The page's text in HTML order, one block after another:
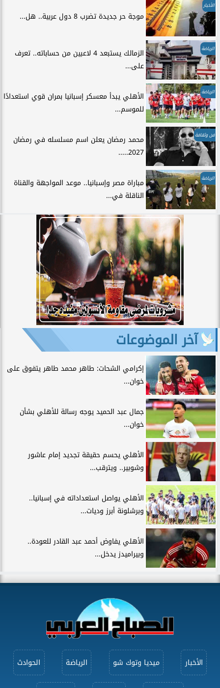
الأخبار
موجة حر جديدة تضرب 8 دول عربية.. هل...
الرياضة
الزمالك يستبعد 4 لاعبين من حساباته.. تعرف
على...
الرياضة
الأهلي يبدأ معسكر إسبانيا بمران قوي استعدادًا
للموسم...
فن وثقافة
محمد رمضان يعلن اسم مسلسله في رمضان
2027.....
الرياضة
مباراة مصر وإسبانيا.. موعد المواجهة والقناة
الناقلة في...
آخر الموضوعات
إكرامي الشحات: طاهر محمد طاهر يتفوق على
خوان...
جمال عبد الحميد يوجه رسالة للأهلي بشأن
خوان...
الأهلي يحسم حقيقة تجديد إمام عاشور
وشوبير.. ويترقب...
الأهلي يواصل استعداداته في إسبانيا..
وبرشلونة أبرز وديات...
الأهلي يفاوض أحمد عبد القادر للعودة..
وبيراميدز يدخل...
الأخبار ميديا وتوك شو الرياضة الحوادث